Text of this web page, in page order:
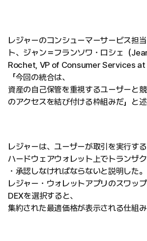
レジャーのコンシューマーサービス担
ト、ジャン＝フランソワ・ロシェ（
Rochet, VP of Consumer Services at
「今回の統合は、
資産の自己保管を重視するユーザーと
のアクセスを結び付ける枠組みだ」と述
レジャーは、ユーザーが取引を実行する
ハードウェアウォレット上でトランザ
・承認しなければならないと説明した。
レジャー・ウォレットアプリのスワッ
DEXを選択すると、
集約された最適価格が表示される仕組み